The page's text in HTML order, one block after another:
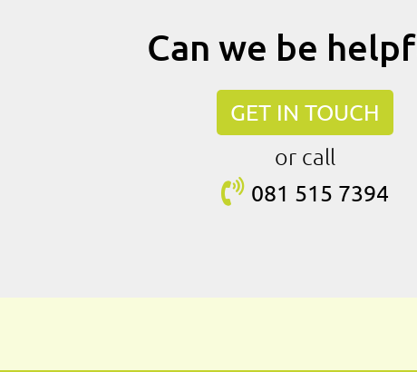
Can we be
GET IN TOUCH
or call
081 515 7394